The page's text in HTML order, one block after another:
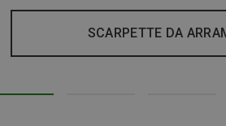
SCARPETTE DA